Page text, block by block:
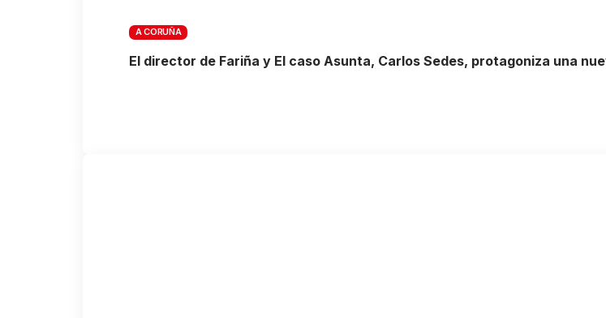
A CORUÑA
El director de Fariña y El caso Asunta, Carlos Sedes, protagoniza una